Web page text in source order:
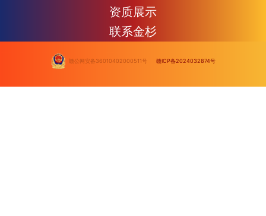
资质展示
联系金杉
赣公网安备36010402000511号 赣ICP备2024032874号